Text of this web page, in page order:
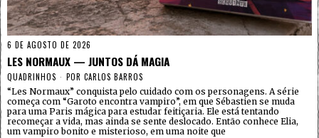
6 DE AGOSTO DE 2026
LES NORMAUX — JUNTOS DÁ MAGIA
QUADRINHOS POR CARLOS BARROS
“Les Normaux” conquista pelo cuidado com os personagens. A série
começa com “Garoto encontra vampiro”, em que Sébastien se muda
para uma Paris mágica para estudar feitiçaria. Ele está tentando
recomeçar a vida, mas ainda se sente deslocado. Então conhece Elia,
um vampiro bonito e misterioso, em uma noite que